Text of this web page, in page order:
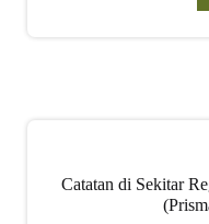
Catatan di Sekitar